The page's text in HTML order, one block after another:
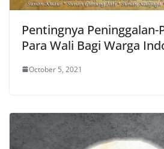
Pentingnya Peninggalan-
Para Wali Bagi Warga
October 5, 2021